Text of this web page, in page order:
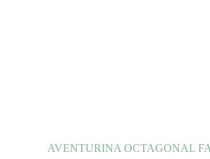
AVENTURINA OCTAGONAL